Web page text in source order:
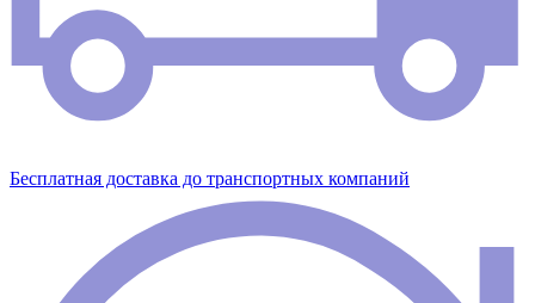
Бесплатная доставка до транспортных компаний